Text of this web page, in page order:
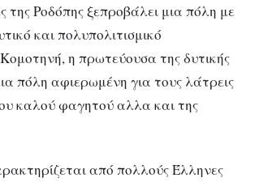
της Ροδόπης ξεπροβάλει μια πόλη με
και πολυπολιτισμικό
η πρωτεύουσα της δυτικής
πόλη αφιερωμένη για τους λάτρεις
καλού φαγητού αλλα και της
από πολλούς Έλληνες